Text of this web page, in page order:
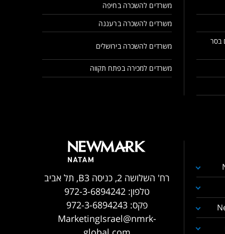
משרדים להשכרה בחיפה
משרדים להשכרה ברעננה
בסר
משרדים להשכרה בירושלים
משרדים למכירה בפתח תקווה
רח' השלושה 2, כניסה B3, תל אביב
טלפון:972-3-6894242
פקס:972-3-6894243
MarketingIsrael@nmrk-